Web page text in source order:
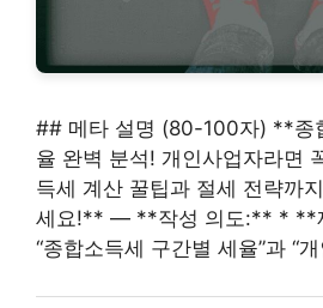
## 메타 설명 (80-100자) **종
율 완벽 분석! 개인사업자라면
득세 계산 꿀팁과 절세 전략까
세요!** — **작성 의도:** * **
“종합소득세 구간별 세율”과 “